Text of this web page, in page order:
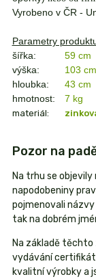
Vyrobeno v ČR -
Parametry
šířka:
59 cm
výška:
103 cm
hloubka:
43 cm
hmotnost:
7 kg
materiál:
Pozor na
Na trhu se
napodobeniny
pojmenovali
tak na dobrém
Na základě
vydávání
kvalitní výrobky a